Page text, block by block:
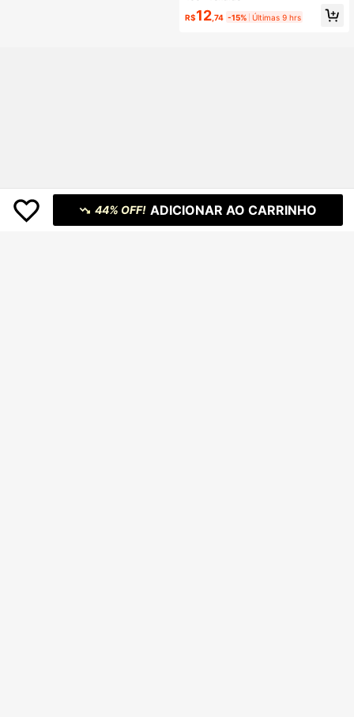
el, Roupas de Estimação Anti-Qued
R$12 ,74 -15% Últimas 9 hrs
44% OFF! ADICIONAR AO CARRINHO